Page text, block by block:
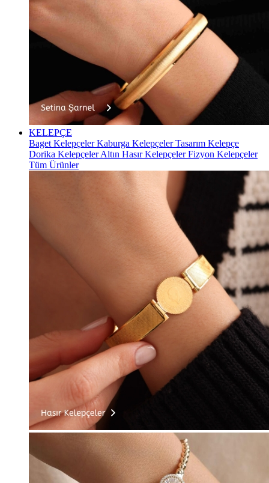
KELEPÇE
Baget KelepçelerKaburga KelepçelerTasarım Kelepçe
Dorika KelepçelerAltın Hasır KelepçelerFizyon Kelepçeler
Tüm Ürünler